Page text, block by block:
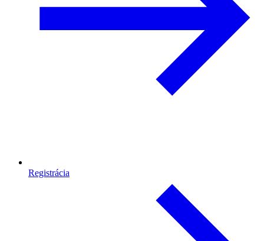
Registrácia